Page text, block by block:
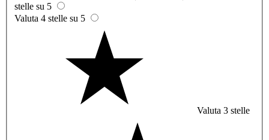
stelle su 5
Valuta 4 stelle su 5
Valuta 3 stelle